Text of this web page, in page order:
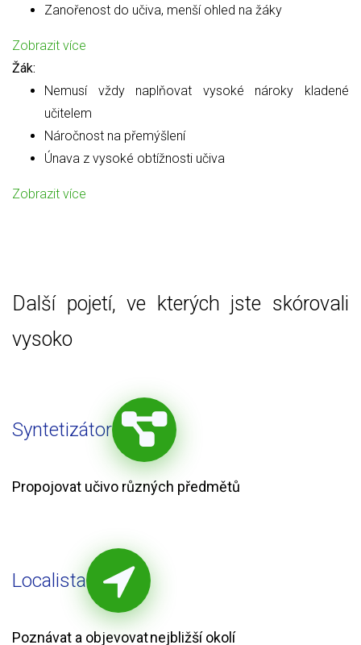
Zanořenost do učiva, menší ohled na žáky
Zobrazit více
Žák:
Nemusí vždy naplňovat vysoké nároky kladené
učitelem
Náročnost na přemýšlení
Únava z vysoké obtížnosti učiva
Zobrazit více
Další pojetí, ve kterých jste skórovali
vysoko
Syntetizátor
Propojovat učivo různých předmětů
Localista
Poznávat a objevovat nejbližší okolí